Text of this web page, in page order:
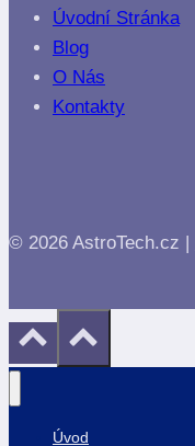
Úvodní Stránka
Blog
O Nás
Kontakty
© 2026 AstroTech.cz |
Úvod